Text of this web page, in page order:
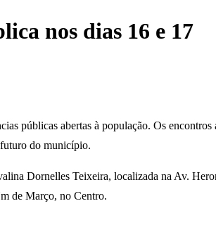
nos dias 16 e 17
públicas abertas à população. Os
futuro do município.
Dornelles Teixeira, localizada na Av.
de Março, no Centro.